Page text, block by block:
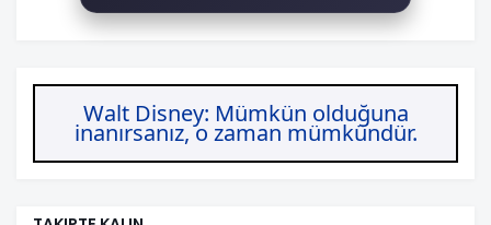
Walt Disney: Mümkün olduğuna
inanırsanız, o zaman mümkündür.